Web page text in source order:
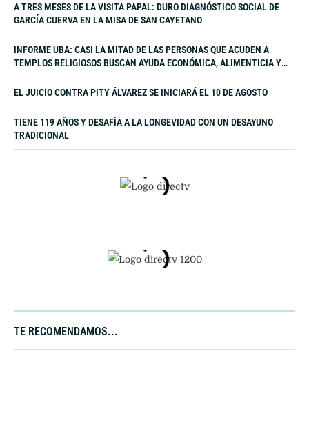
A TRES MESES DE LA VISITA PAPAL: DURO DIAGNÓSTICO SOCIAL DE
GARCÍA CUERVA EN LA MISA DE SAN CAYETANO
INFORME UBA: CASI LA MITAD DE LAS PERSONAS QUE ACUDEN A
TEMPLOS RELIGIOSOS BUSCAN AYUDA ECONÓMICA, ALIMENTICIA Y
EL JUICIO CONTRA PITY ÁLVAREZ SE INICIARÁ EL 10 DE AGOSTO
TIENE 119 AÑOS Y DESAFÍA A LA LONGEVIDAD CON UN DESAYUNO
TRADICIONAL
TE RECOMENDAMOS...